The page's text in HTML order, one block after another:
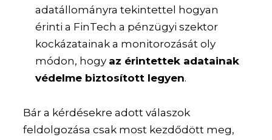
adatállományra tekintettel hogyan
érinti a FinTech a pénzügyi szektor
kockázatainak a monitorozását oly
módon, hogy az érintettek adatainak
védelme biztosított legyen.
Bár a kérdésekre adott válaszok
feldolgozása csak most kezdődött meg,